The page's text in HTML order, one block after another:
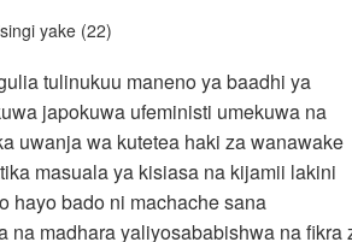
tulinukuu maneno ya baadhi ya
japokuwa ufeministi umekuwa na
uwanja wa kutetea haki za wanawake
masuala ya kisiasa na kijamii lakini
hayo bado ni machache sana
na madhara yaliyosababishwa na fikra